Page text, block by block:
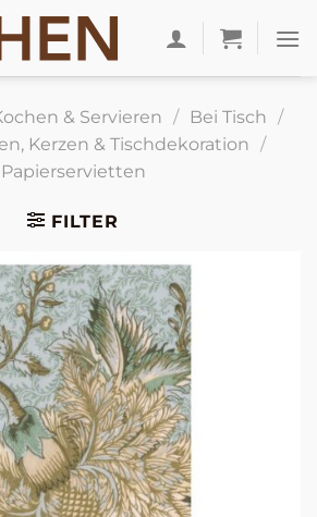
& Servieren / Bei Tisch /
Kerzen & Tischdekoration /
Papierservietten
FILTER